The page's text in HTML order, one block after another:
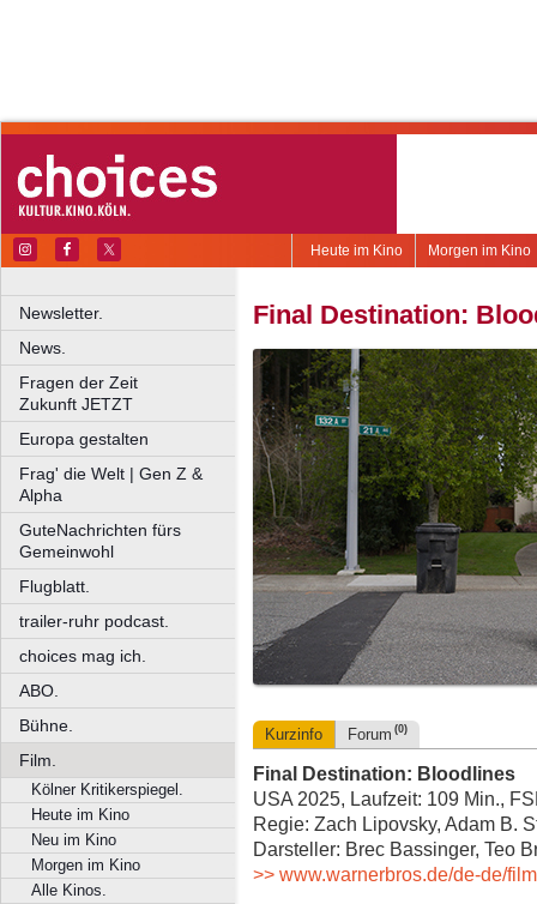
Morgen im Kino
Heute im Kino
Newsletter.
News.
Fragen der Zeit
Zukunft JETZT
Europa gestalten
Frag' die Welt | Gen Z &
Alpha
GuteNachrichten fürs
Gemeinwohl
Flugblatt.
trailer-ruhr podcast.
choices mag ich.
ABO.
Bühne.
Film.
Kölner Kritikerspiegel.
Heute im Kino
Neu im Kino
Morgen im Kino
Alle Kinos.
Final Destination:
Kurzinfo Forum (0)
Final Destination: Bloodlines
USA 2025, Laufzeit: 109 Min.,
Regie: Zach Lipovsky, Adam B.
Darsteller: Brec Bassinger, Teo
>> www.warnerbros.de/de-de/